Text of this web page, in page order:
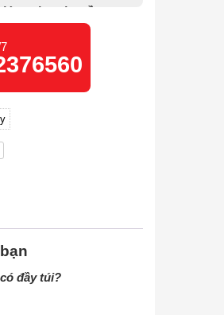
như nhu cầu.
triển tốt.
đầy túi?